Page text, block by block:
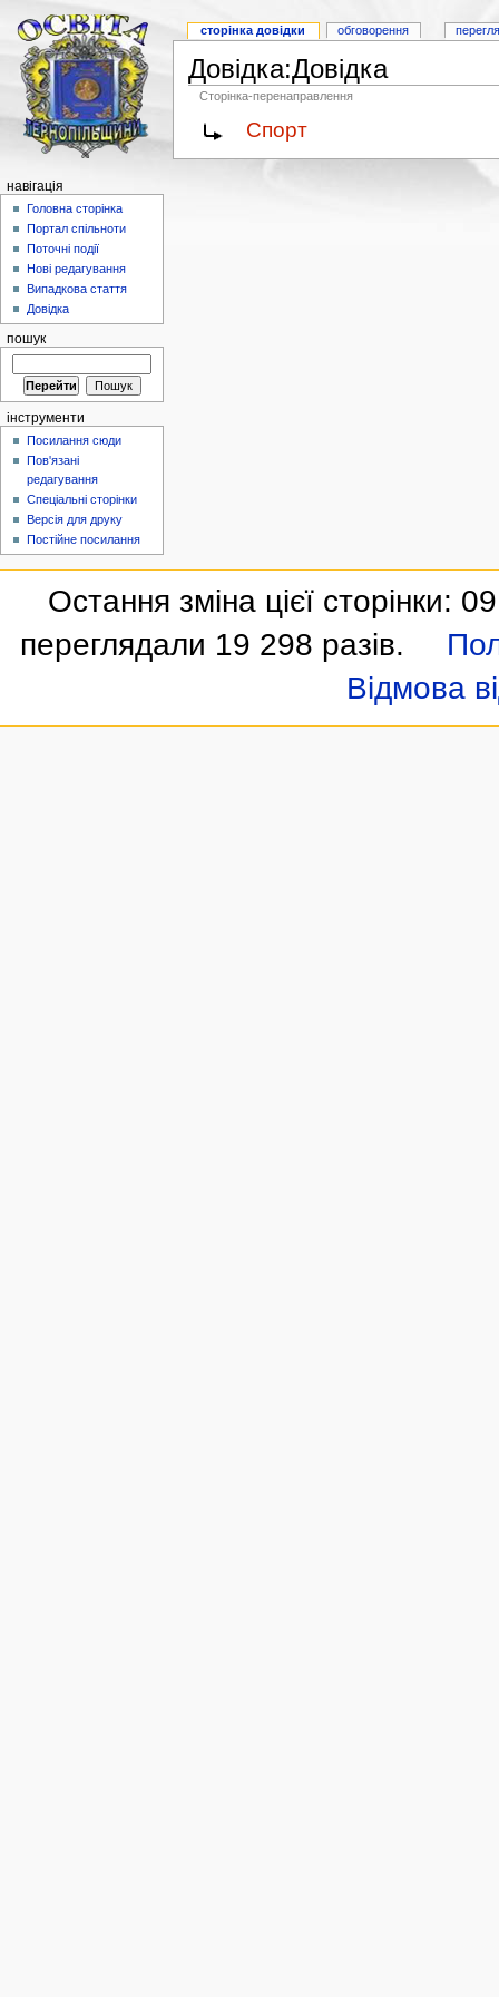
Довідка:Довідка
Сторінка-перенаправлення
Спорт
сторінка довідки обговорення
навігація
Головна сторінка
Портал спільноти
Поточні події
Нові редагування
Випадкова стаття
Довідка
пошук
інструменти
Посилання сюди
Пов'язані
редагування
Спеціальні сторінки
Версія для друку
Постійне посилання
Остання зміна цієї сторінки:
переглядали 19 298 разів.
Відмова